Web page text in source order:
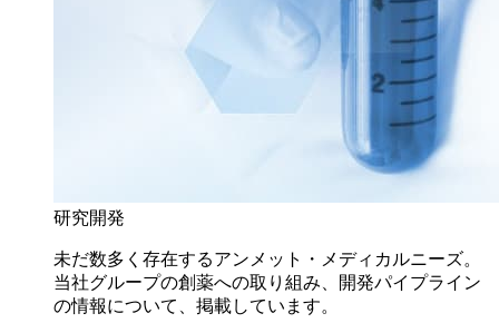
研究開発
未だ数多く存在するアンメット・メディカルニーズ。
当社グループの創薬への取り組み、開発パイプライン
の情報について、掲載しています。